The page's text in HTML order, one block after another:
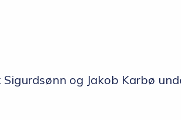
Sigurdsønn og Jakob Karbø